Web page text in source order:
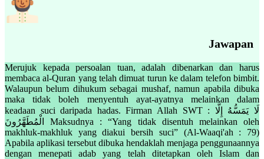
Jawapan
Merujuk kepada persoalan tuan, adalah dibenarkan dan harus
membaca al-Quran yang telah dimuat turun ke dalam telefon bimbit.
Walaupun belum dihukum sebagai mushaf, namun apabila dibuka
maka tidak boleh menyentuh ayat-ayatnya melainkan dalam
keadaan suci daripada hadas. Firman Allah SWT : لَا يَمَسُّهُ إِلَّا
الْمُطَهَّرُونَ Maksudnya : “Yang tidak disentuh melainkan oleh
makhluk-makhluk yang diakui bersih suci” (Al-Waaqi'ah : 79)
Apabila aplikasi tersebut dibuka hendaklah menjaga penggunaannya
dengan menepati adab yang telah ditetapkan oleh Islam dan